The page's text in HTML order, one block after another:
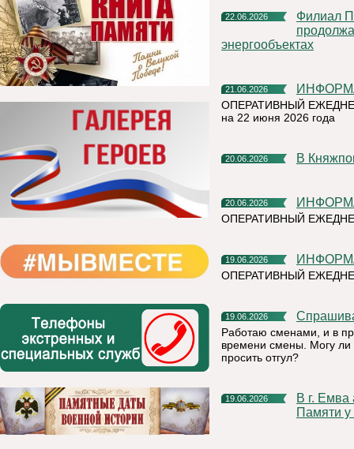
22.06.2026
Филиал ПАО «Россети Северо-Запад» в Республике Коми
энергообъектах
21.06.2026
ОПЕРАТИВНЫЙ
на 22 июня 2026 года
20.06.2026 В
20.06.2026
ОПЕРАТИВНЫЙ
19.06.2026
ОПЕРАТИВНЫЙ
19.06.2026
Работаю сменами, и в
времени смены. Могу ли
просить отгул?
19.06.2026
В г. Емва акция «Минута молчания» пройдет в 12.15 в сквере
Памяти у